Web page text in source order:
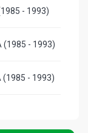
- 1993)
(1985 - 1993)
(1985 - 1993)